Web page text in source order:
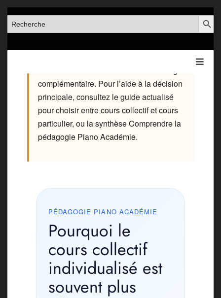
SEARCH
FOR:
SEARCH
complémentaire. Pour l’aide à la décision
principale, consultez le guide actualisé
pour choisir entre cours collectif et cours
particulier, ou la synthèseComprendre la
pédagogie Piano Académie.
PÉDAGOGIE PIANO ACADÉMIE
Pourquoi le
cours collectif
individualisé est
souvent plus